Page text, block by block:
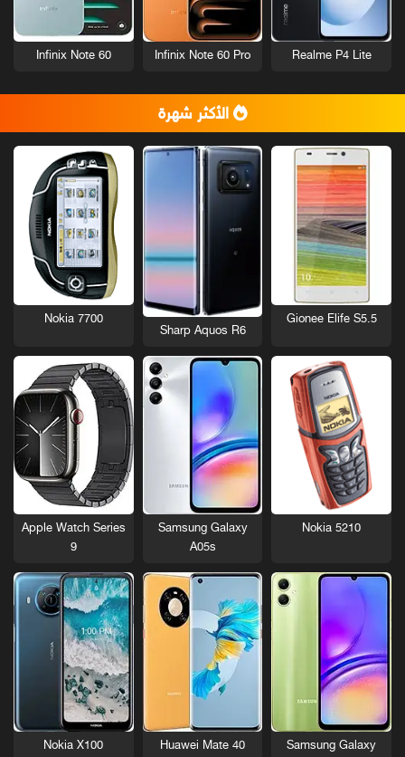
Realme P4 Lite
Infinix Note 60 Pro
Infinix Note 60
الأكثر شهرة
Gionee Elife S5.5
Sharp Aquos R6
Nokia 7700
Nokia 5210
Samsung Galaxy
A05s
Apple Watch Series
9
Samsung Galaxy
Huawei Mate 40
Nokia X100